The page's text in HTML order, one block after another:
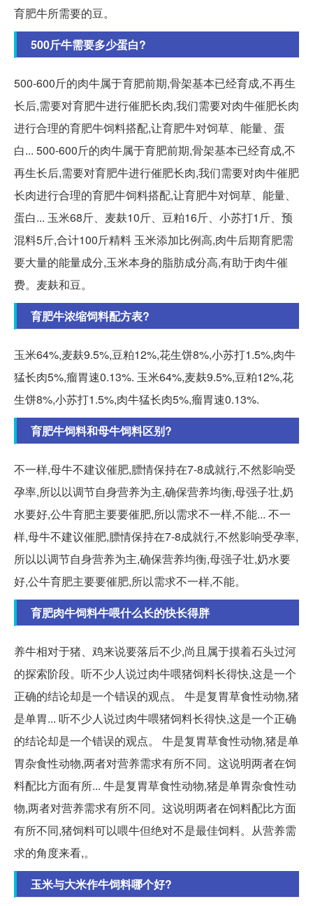
育肥牛所需要的豆。
500斤牛需要多少蛋白?
500-600斤的肉牛属于育肥前期,骨架基本已经育成,不再生
长后,需要对育肥牛进行催肥长肉,我们需要对肉牛催肥长肉
进行合理的育肥牛饲料搭配,让育肥牛对饲草、能量、蛋
白... 500-600斤的肉牛属于育肥前期,骨架基本已经育成,不
再生长后,需要对育肥牛进行催肥长肉,我们需要对肉牛催肥
长肉进行合理的育肥牛饲料搭配,让育肥牛对饲草、能量、
蛋白... 玉米68斤、麦麸10斤、豆粕16斤、小苏打1斤、预
混料5斤,合计100斤精料 玉米添加比例高,肉牛后期育肥需
要大量的能量成分,玉米本身的脂肪成分高,有助于肉牛催
费。麦麸和豆。
育肥牛浓缩饲料配方表?
玉米64%,麦麸9.5%,豆粕12%,花生饼8%,小苏打1.5%,肉牛
猛长肉5%,瘤胃速0.13%. 玉米64%,麦麸9.5%,豆粕12%,花
生饼8%,小苏打1.5%,肉牛猛长肉5%,瘤胃速0.13%.
育肥牛饲料和母牛饲料区别?
不一样,母牛不建议催肥,膘情保持在7-8成就行,不然影响受
孕率,所以以调节自身营养为主,确保营养均衡,母强子壮,奶
水要好,公牛育肥主要要催肥,所以需求不一样,不能... 不一
样,母牛不建议催肥,膘情保持在7-8成就行,不然影响受孕率,
所以以调节自身营养为主,确保营养均衡,母强子壮,奶水要
好,公牛育肥主要要催肥,所以需求不一样,不能。
育肥肉牛饲料牛喂什么长的快长得胖
养牛相对于猪、鸡来说要落后不少,尚且属于摸着石头过河
的探索阶段。听不少人说过肉牛喂猪饲料长得快,这是一个
正确的结论却是一个错误的观点。 牛是复胃草食性动物,猪
是单胃... 听不少人说过肉牛喂猪饲料长得快,这是一个正确
的结论却是一个错误的观点。 牛是复胃草食性动物,猪是单
胃杂食性动物,两者对营养需求有所不同。这说明两者在饲
料配比方面有所... 牛是复胃草食性动物,猪是单胃杂食性动
物,两者对营养需求有所不同。这说明两者在饲料配比方面
有所不同,猪饲料可以喂牛但绝对不是最佳饲料。从营养需
求的角度来看,。
玉米与大米作牛饲料哪个好?